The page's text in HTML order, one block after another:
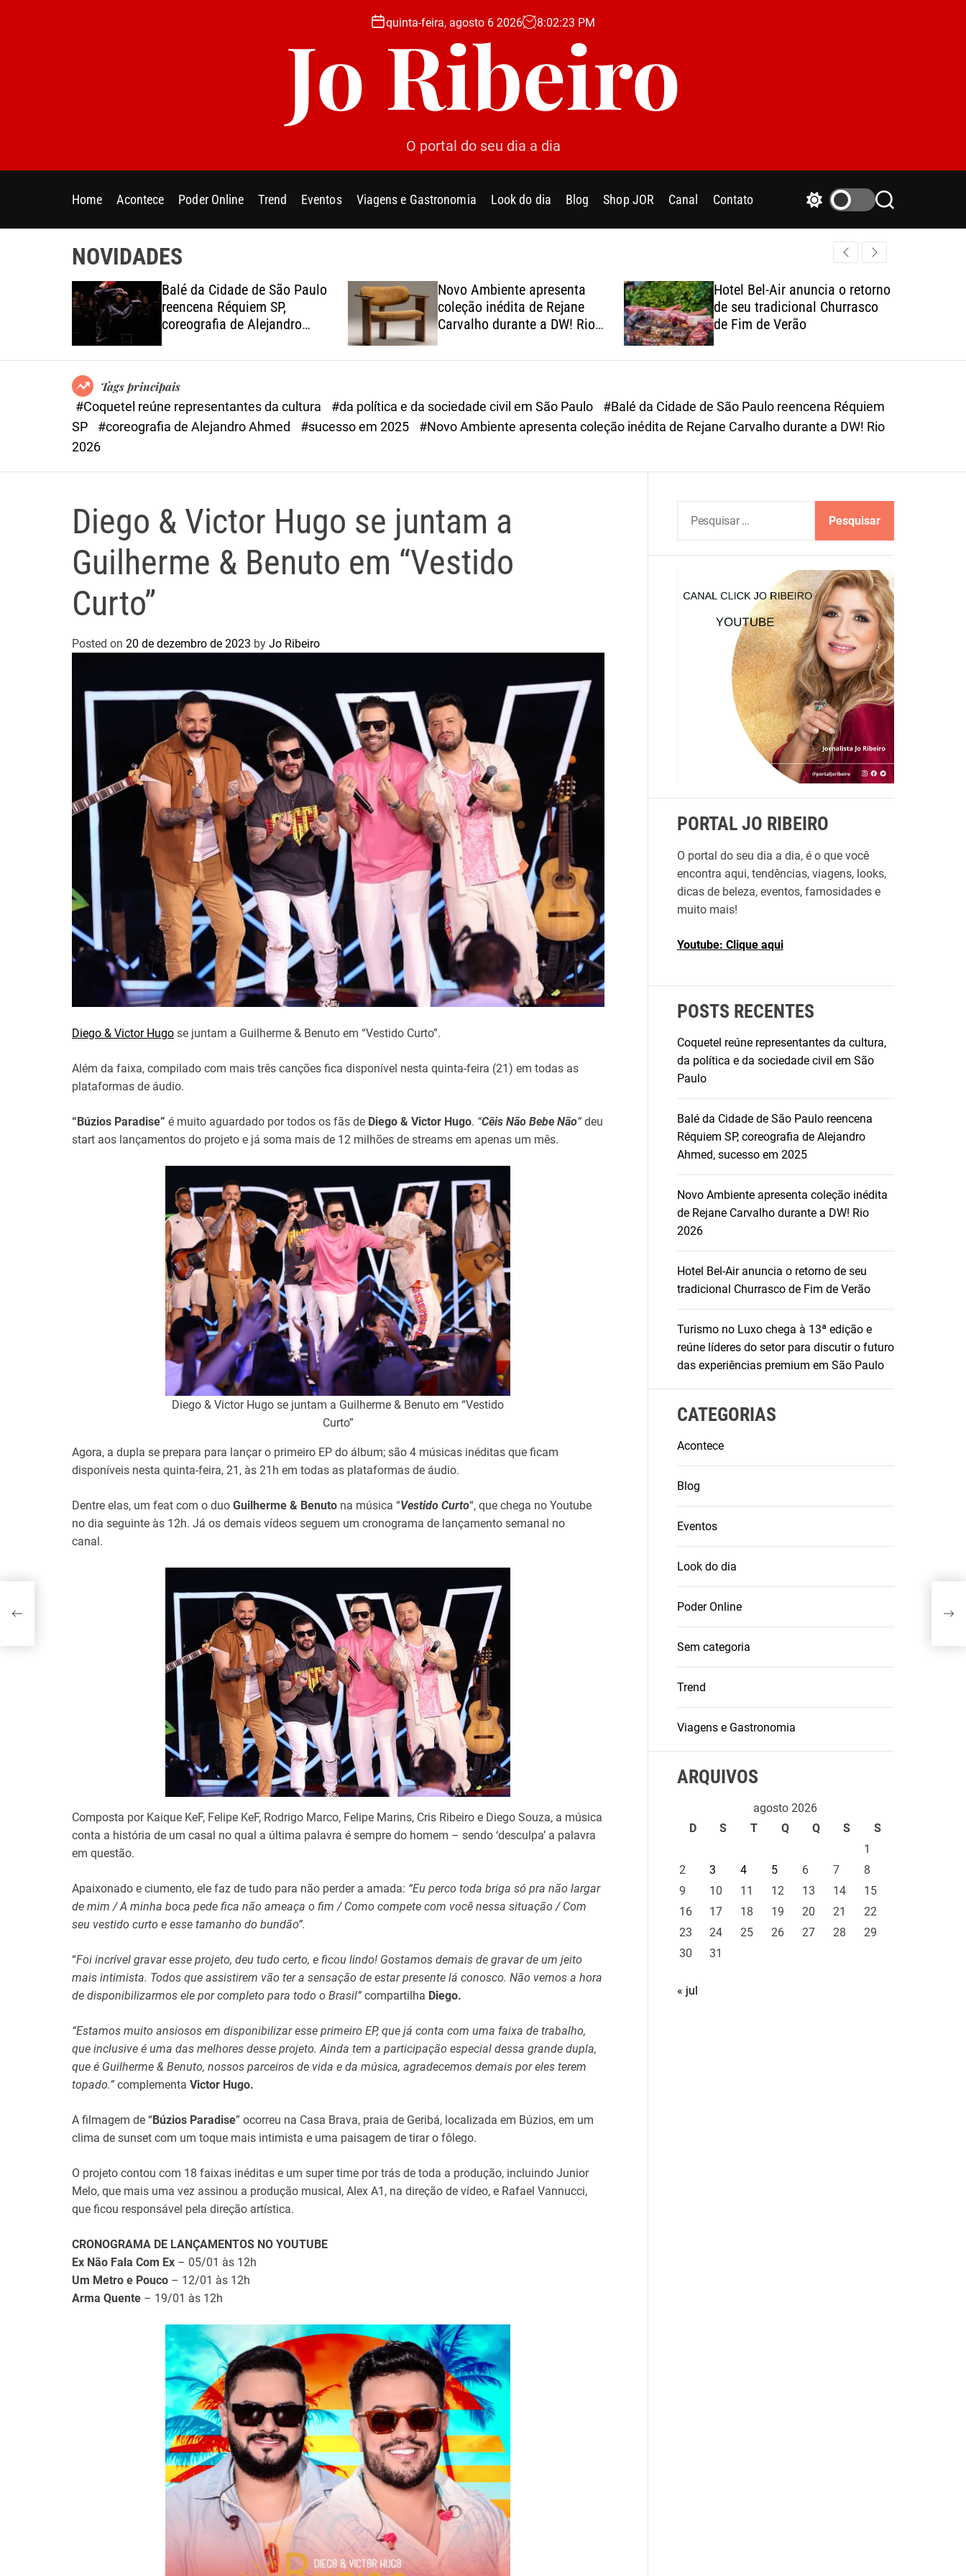
t
quinta-feira, agosto 6 2026 8:02:25 PM
Jo Ribeiro
O portal do seu dia a dia
Home Acontece Poder Online Trend Eventos Viagens e Gastronomia Look do dia Blog Shop JOR Canal Contato
c
o
l
m
e
S
r
c
NOVIDADES
Balé da Cidade de São Paulo
reencena Réquiem SP,
coreografia de Alejandro
Ahmed, sucesso em 2025
Novo Ambiente apresenta
coleção inédita de Rejane
Carvalho durante a DW! Rio
2026
Hotel Bel-Air anuncia o retorno
de seu tradicional Churrasco
de Fim de Verão
Tags principais
#Coquetel reúne representantes da cultura
#da política e da sociedade civil em São Paulo
#Balé da Cidade de São Paulo reencena Réquiem
SP
#coreografia de Alejandro Ahmed #sucesso em 2025
#Novo Ambiente apresenta coleção inédita de Rejane Carvalho durante a DW! Rio
2026
Diego & Victor Hugo se juntam a
Guilherme & Benuto em “Vestido
Curto”
Posted on 20 de dezembro de 2023 by Jo Ribeiro
Diego & Victor Hugo se juntam a Guilherme & Benuto em “Vestido Curto”.
Além da faixa, compilado com mais três canções fica disponível nesta quinta-feira (21) em todas as
plataformas de áudio.
“Búzios Paradise” é muito aguardado por todos os fãs de Diego & Victor Hugo. “Cêis Não Bebe Não” deu
start aos lançamentos do projeto e já soma mais de 12 milhões de streams em apenas um mês.
Diego & Victor Hugo se juntam a Guilherme & Benuto em “Vestido
Curto”
Agora, a dupla se prepara para lançar o primeiro EP do álbum; são 4 músicas inéditas que ficam
disponíveis nesta quinta-feira, 21, às 21h em todas as plataformas de áudio.
Dentre elas, um feat com o duo Guilherme & Benuto na música “Vestido Curto“, que chega no Youtube
no dia seguinte às 12h. Já os demais vídeos seguem um cronograma de lançamento semanal no
canal.
Composta por Kaique KeF, Felipe KeF, Rodrigo Marco, Felipe Marins, Cris Ribeiro e Diego Souza, a música
conta a história de um casal no qual a última palavra é sempre do homem – sendo ‘desculpa’ a palavra
em questão.
Apaixonado e ciumento, ele faz de tudo para não perder a amada: “Eu perco toda briga só pra não largar
de mim / A minha boca pede fica não ameaça o fim / Como compete com você nessa situação / Com
seu vestido curto e esse tamanho do bundão”.
“Foi incrível gravar esse projeto, deu tudo certo, e ficou lindo! Gostamos demais de gravar de um jeito
mais intimista. Todos que assistirem vão ter a sensação de estar presente lá conosco. Não vemos a hora
de disponibilizarmos ele por completo para todo o Brasil” compartilha Diego.
“Estamos muito ansiosos em disponibilizar esse primeiro EP, que já conta com uma faixa de trabalho,
que inclusive é uma das melhores desse projeto. Ainda tem a participação especial dessa grande dupla,
que é Guilherme & Benuto, nossos parceiros de vida e da música, agradecemos demais por eles terem
topado.” complementa Victor Hugo.
A filmagem de “Búzios Paradise” ocorreu na Casa Brava, praia de Geribá, localizada em Búzios, em um
clima de sunset com um toque mais intimista e uma paisagem de tirar o fôlego.
O projeto contou com 18 faixas inéditas e um super time por trás de toda a produção, incluindo Junior
Melo, que mais uma vez assinou a produção musical, Alex A1, na direção de vídeo, e Rafael Vannucci,
que ficou responsável pela direção artística.
CRONOGRAMA DE LANÇAMENTOS NO YOUTUBE
Ex Não Fala Com Ex – 05/01 às 12h
Um Metro e Pouco – 12/01 às 12h
Arma Quente – 19/01 às 12h
s
PORTAL JO RIBEIRO
O portal do seu dia a dia, é o que você
encontra aqui, tendências, viagens, looks,
dicas de beleza, eventos, famosidades e
muito mais!
Youtube: Clique aqui
POSTS RECENTES
Coquetel reúne representantes da cultura,
da política e da sociedade civil em São
Paulo
Balé da Cidade de São Paulo reencena
Réquiem SP, coreografia de Alejandro
Ahmed, sucesso em 2025
Novo Ambiente apresenta coleção inédita
de Rejane Carvalho durante a DW! Rio
2026
Hotel Bel-Air anuncia o retorno de seu
tradicional Churrasco de Fim de Verão
Turismo no Luxo chega à 13ª edição e
reúne líderes do setor para discutir o futuro
das experiências premium em São Paulo
CATEGORIAS
Acontece
Blog
Eventos
Look do dia
Poder Online
Sem categoria
Trend
Viagens e Gastronomia
ARQUIVOS
agosto 2026
D
S T Q Q S
S
1
2
3 4 5 6 7
8
9
10 11 12 13 14
15
16
17 18 19 20 21
22
23
24 25 26 27 28
29
30
31
« jul